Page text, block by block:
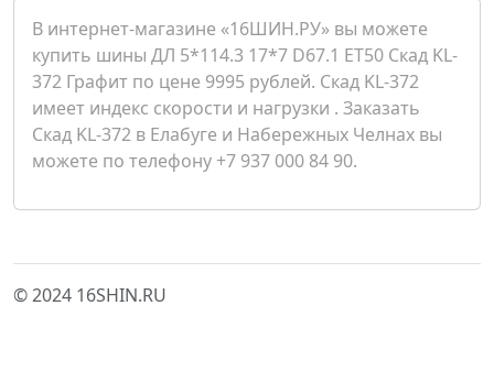
В интернет-магазине «16ШИН.РУ» вы можете
купить шины ДЛ 5*114.3 17*7 D67.1 ET50 Скад KL-
372 Графит по цене 9995 рублей. Скад KL-372
имеет индекс скорости и нагрузки . Заказать
Скад KL-372 в Елабуге и Набережных Челнах вы
можете по телефону +7 937 000 84 90.
© 2024 16SHIN.RU